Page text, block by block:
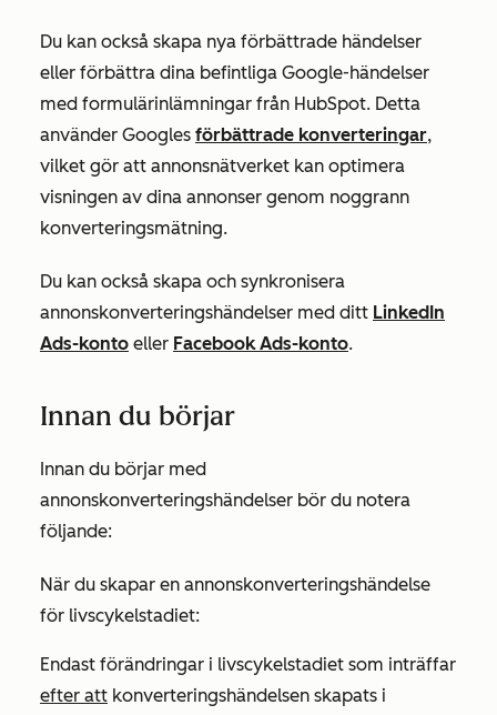
Du kan också skapa nya förbättrade händelser
eller förbättra dina befintliga Google-händelser
med formulärinlämningar från HubSpot. Detta
använder Googles förbättrade konverteringar,
vilket gör att annonsnätverket kan optimera
visningen av dina annonser genom noggrann
konverteringsmätning.
Du kan också skapa och synkronisera
annonskonverteringshändelser med ditt LinkedIn
Ads-konto eller Facebook Ads-konto.
Innan du börjar
Innan du börjar med
annonskonverteringshändelser bör du notera
följande:
När du skapar en annonskonverteringshändelse
för livscykelstadiet:
Endast förändringar i livscykelstadiet som inträffar
efter att konverteringshändelsen skapats i